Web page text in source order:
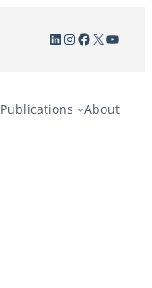
LinkedIn
Instagram
Facebook
X
Publications About